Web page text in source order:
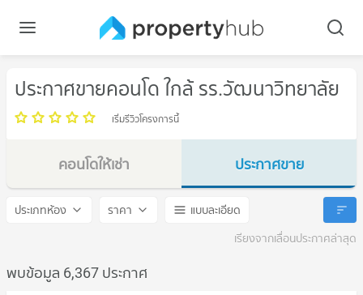
ประกาศขายคอนโด ใกล้ รร.วัฒนาวิทยาลัย
เริ่มรีวิวโครงการนี้
คอนโดให้เช่า
รร.วัฒนาวิทยาลัย
ประกาศขาย
รร.วัฒนาวิทยาลัย
ประเภทห้อง ราคา
แบบละเอียด
เรียงจากเลื่อนประกาศล่าสุด
พบข้อมูล 6,367 ประกาศ